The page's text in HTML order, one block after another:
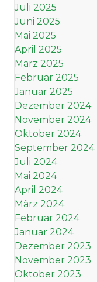
Juli 2025
Juni 2025
Mai 2025
April 2025
März 2025
Februar 2025
Januar 2025
Dezember 2024
November 2024
Oktober 2024
September 2024
Juli 2024
Mai 2024
April 2024
März 2024
Februar 2024
Januar 2024
Dezember 2023
November 2023
Oktober 2023